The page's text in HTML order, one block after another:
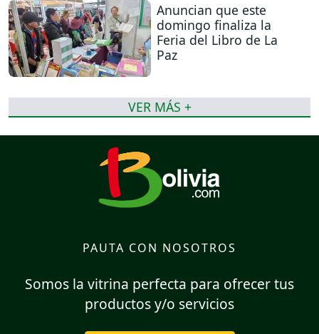
Anuncian que este
domingo finaliza la
Feria del Libro de La
Paz
VER MÁS +
PAUTA CON NOSOTROS
Somos la vitrina perfecta para ofrecer tus
productos y/o servicios